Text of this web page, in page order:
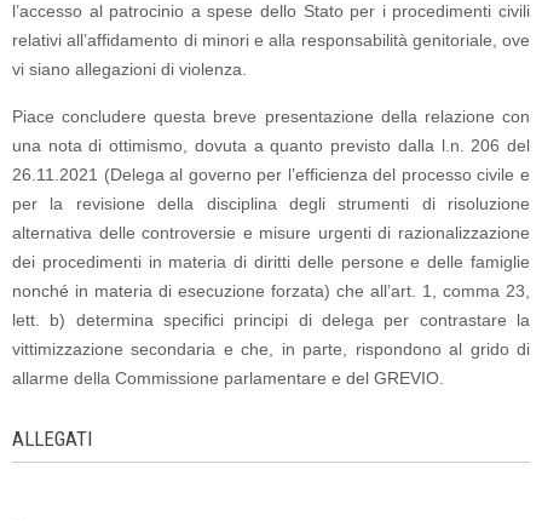
l’accesso al patrocinio a spese dello Stato per i procedimenti civili
relativi all’affidamento di minori e alla responsabilità genitoriale, ove
vi siano allegazioni di violenza.
Piace concludere questa breve presentazione della relazione con
una nota di ottimismo, dovuta a quanto previsto dalla l.n. 206 del
26.11.2021 (Delega al governo per l’efficienza del processo civile e
per la revisione della disciplina degli strumenti di risoluzione
alternativa delle controversie e misure urgenti di razionalizzazione
dei procedimenti in materia di diritti delle persone e delle famiglie
nonché in materia di esecuzione forzata) che all’art. 1, comma 23,
lett. b) determina specifici principi di delega per contrastare la
vittimizzazione secondaria e che, in parte, rispondono al grido di
allarme della Commissione parlamentare e del GREVIO.
ALLEGATI